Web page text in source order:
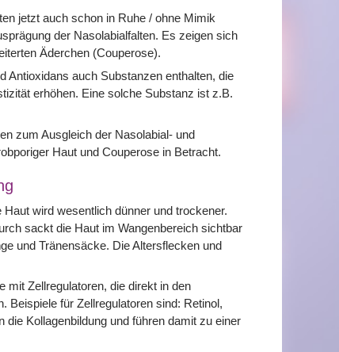
jetzt auch schon in Ruhe / ohne Mimik
der Nasolabialfalten. Es zeigen sich
Äderchen (Couperose).
Antioxidans auch Substanzen enthalten, die
erhöhen. Eine solche Substanz ist z.B.
zum Ausgleich der Nasolabial- und
Haut und Couperose in Betracht.
wird wesentlich dünner und trockener.
sackt die Haut im Wangenbereich sichtbar
und Tränensäcke. Die Altersflecken und
mit Zellregulatoren, die direkt in den
Beispiele für Zellregulatoren sind: Retinol,
Kollagenbildung und führen damit zu einer